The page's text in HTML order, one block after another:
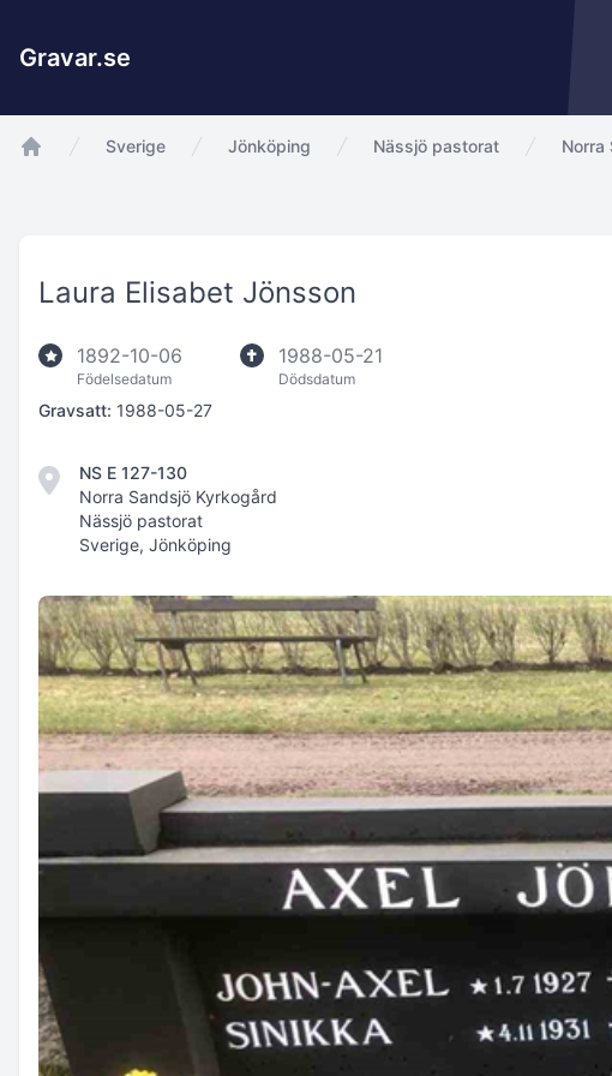
Gravar.se
Sverige Jönköping Nässjö pastorat Norra
Laura Elisabet Jönsson
1892-10-06
Födelsedatum
1988-05-21
Dödsdatum
Gravsatt: 1988-05-27
NS E 127-130
Norra Sandsjö Kyrkogård
Nässjö pastorat
Sverige, Jönköping